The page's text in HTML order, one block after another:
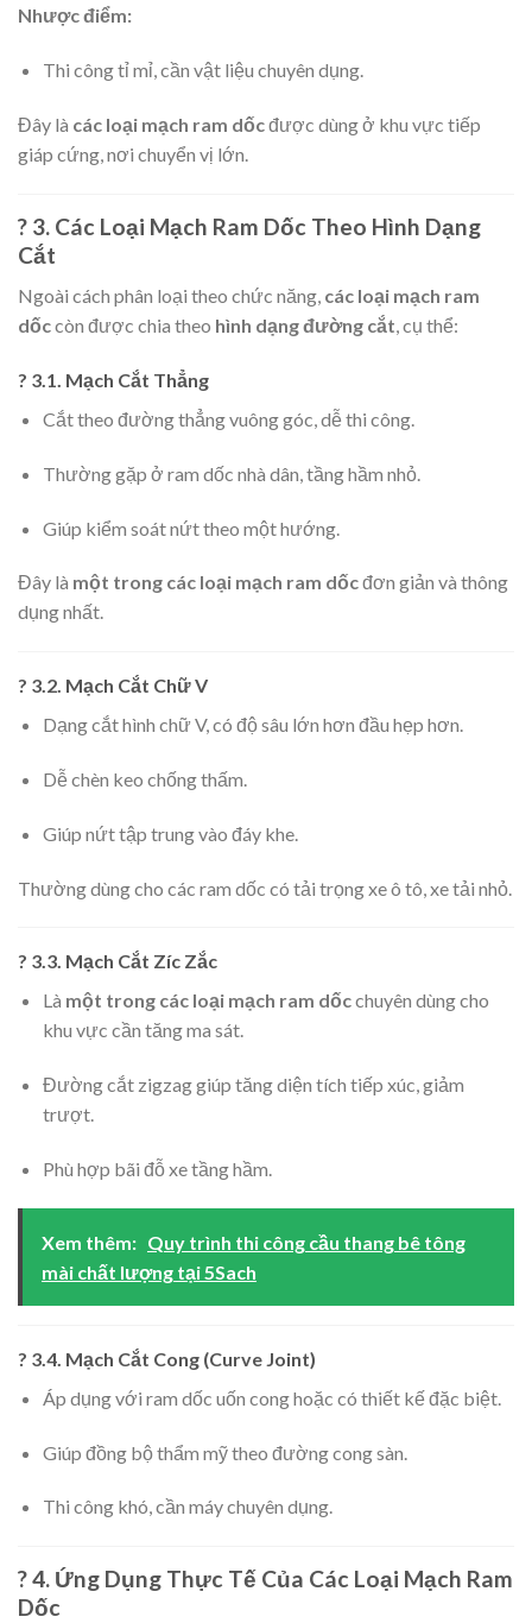
Nhược điểm:
Thi công tỉ mỉ, cần vật liệu chuyên dụng.
Đây là các loại mạch ram dốcđược dùng ở khu vực tiếp
giáp cứng, nơi chuyển vị lớn.
? 3. Các Loại Mạch Ram Dốc Theo Hình Dạng
Cắt
Ngoài cách phân loại theo chức năng, các loại mạch ram
dốccòn được chia theo hình dạng đường cắt, cụ thể:
? 3.1. Mạch Cắt Thẳng
Cắt theo đường thẳng vuông góc, dễ thi công.
Thường gặp ở ram dốc nhà dân, tầng hầm nhỏ.
Giúp kiểm soát nứt theo một hướng.
Đây là một trong các loại mạch ram dốcđơn giản và thông
dụng nhất.
? 3.2. Mạch Cắt Chữ V
Dạng cắt hình chữ V, có độ sâu lớn hơn đầu hẹp hơn.
Dễ chèn keo chống thấm.
Giúp nứt tập trung vào đáy khe.
Thường dùng cho các ram dốc có tải trọng xe ô tô, xe tải nhỏ.
? 3.3. Mạch Cắt Zíc Zắc
Là một trong các loại mạch ram dốcchuyên dùng cho
khu vực cần tăng ma sát.
Đường cắt zigzag giúp tăng diện tích tiếp xúc, giảm
trượt.
Phù hợp bãi đỗ xe tầng hầm.
Xem thêm: Quy trình thi công cầu thang bê tông
mài chất lượng tại 5Sach
? 3.4. Mạch Cắt Cong (Curve Joint)
Áp dụng với ram dốc uốn cong hoặc có thiết kế đặc biệt.
Giúp đồng bộ thẩm mỹ theo đường cong sàn.
Thi công khó, cần máy chuyên dụng.
? 4. Ứng Dụng Thực Tế Của Các Loại Mạch Ram
Dốc